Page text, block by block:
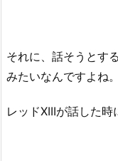
それに、話そうとす
みたいなんですよね。
レッドXIIIが話した